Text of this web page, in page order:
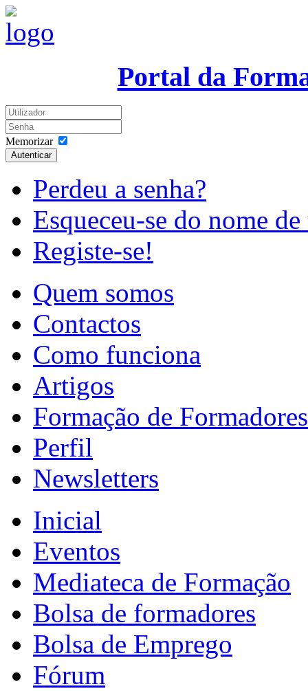
Portal da
Memorizar
Autenticar
Perdeu a senha?
Esqueceu-se do nome
Registe-se!
Quem somos
Contactos
Como funciona
Artigos
Formação de Formadores
Perfil
Newsletters
Inicial
Eventos
Mediateca de Formação
Bolsa de formadores
Bolsa de Emprego
Fórum